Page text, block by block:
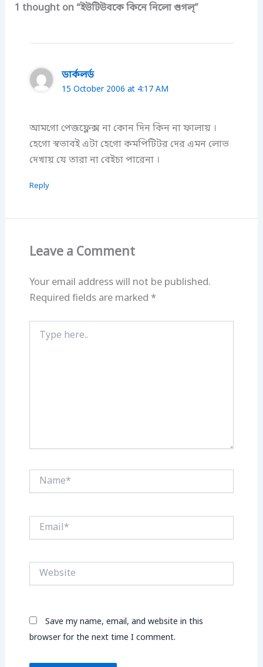
1 thought on “ইউটিউবকে কিনে নিলো গুগল্”
ডার্কলর্ড
15 October 2006 at 4:17 AM
আমগো পেজফ্লেক্স না কোন দিন কিন না ফালায় ।
হেগো স্বভাবই এটা হেগো কমপিটিটর দের এমন লোভ
দেখায় যে তারা না বেইচা পারেনা ।
Reply
Leave a Comment
Your email address will not be published.
Required fields are marked *
here..
Name*
Email*
Website
Save my name, email, and website in this
browser for the next time I comment.